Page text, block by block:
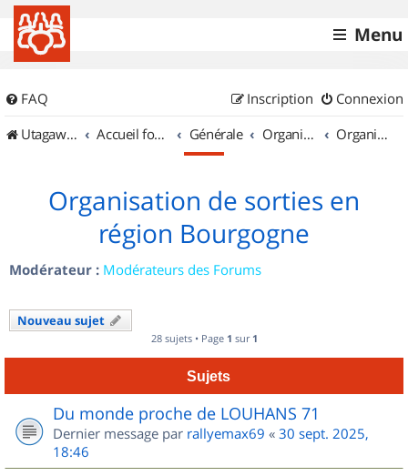
Menu
FAQ Connexion
Inscription
UtagawaVTT (Randos VTT et VTTAE avec traces GPS)
Accueil forum Générale Organisation de sorties & Recherche de partenaires Organisation de sorties en région Bourgogne
Organisation de sorties en
région Bourgogne
Modérateur : Modérateurs des Forums
Nouveau sujet
28 sujets • Page 1 sur 1
Sujets
Du monde proche de LOUHANS 71
Dernier message par rallyemax69 « 30 sept. 2025,
18:46